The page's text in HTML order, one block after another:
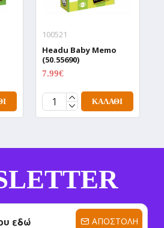
100521
Headu Baby Memo
(50.55690)
7.99€
ΚΑΛΆΘΙ
ΑΠΟΣΤΟΛΉ